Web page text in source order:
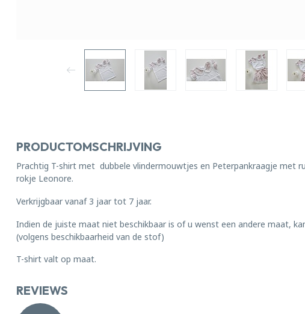
PRODUCTOMSCHRIJVING
Prachtig T-shirt met dubbele vlindermouwtjes en Peterpankraagje met
rokje Leonore.
Verkrijgbaar vanaf 3 jaar tot 7 jaar.
Indien de juiste maat niet beschikbaar is of u wenst een andere maat,
(volgens beschikbaarheid van de stof)
T-shirt valt op maat.
REVIEWS